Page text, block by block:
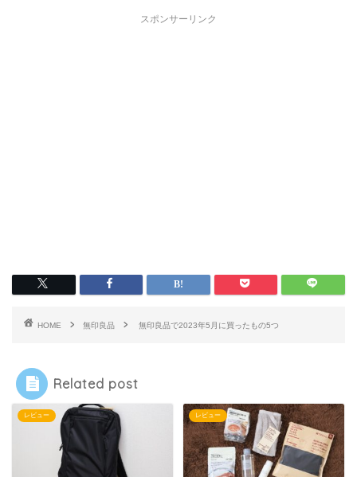
スポンサーリンク
HOME 無印良品 無印良品で2023年5月に買ったもの5つ
Related post
レビュー レビュー